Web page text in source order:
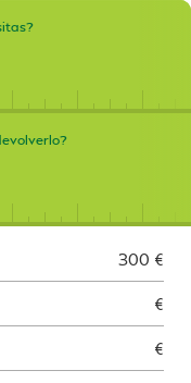
300 €
€
€